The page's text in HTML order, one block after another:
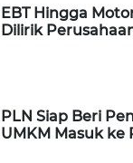
EBT Hingga
Dilirik
PLN Siap Beri
UMKM Masuk ke